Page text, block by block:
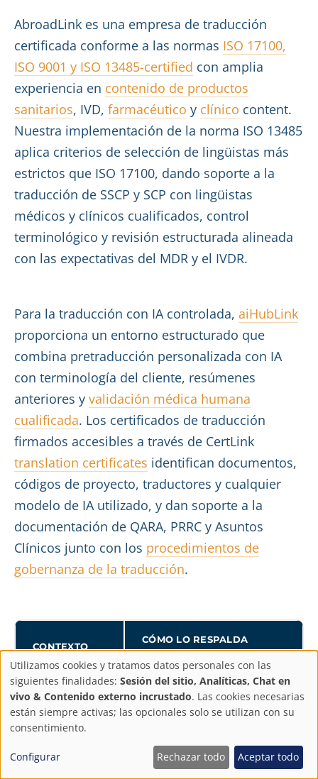
AbroadLink es una empresa de traducción
certificada conforme a las normas ISO 17100,
ISO 9001 y ISO 13485-certified con amplia
experiencia en contenido de productos
sanitarios, IVD, farmacéutico y clínico content.
Nuestra implementación de la norma ISO 13485
aplica criterios de selección de lingüistas más
estrictos que ISO 17100, dando soporte a la
traducción de SSCP y SCP con lingüistas
médicos y clínicos cualificados, control
terminológico y revisión estructurada alineada
con las expectativas del MDR y el IVDR.
Para la traducción con IA controlada, aiHubLink
proporciona un entorno estructurado que
combina pretraducción personalizada con IA
con terminología del cliente, resúmenes
anteriores y validación médica humana
cualificada. Los certificados de traducción
firmados accesibles a través de CertLink
translation certificates identifican documentos,
códigos de proyecto, traductores y cualquier
modelo de IA utilizado, y dan soporte a la
documentación de QARA, PRRC y Asuntos
Clínicos junto con los procedimientos de
gobernanza de la traducción.
CONTEXTO
CÓMO LO RESPALDA
ABROADLINK
Traducción
de SSCP
Traducción en lenguaje
clínico con experiencia en
Configuración
de
privacidad
Utilizamos cookies y tratamos datos personales con las
siguientes finalidades: Sesión del sitio, Analíticas, Chat en
vivo & Contenido externo incrustado. Las cookies necesarias
están siempre activas; las opcionales solo se utilizan con su
consentimiento.
Configurar Rechazar todo Aceptar todo